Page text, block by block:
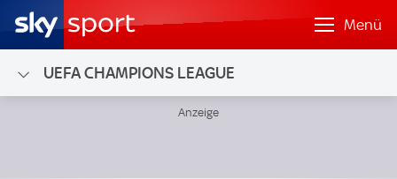
Menü
UEFA CHAMPIONS LEAGUE